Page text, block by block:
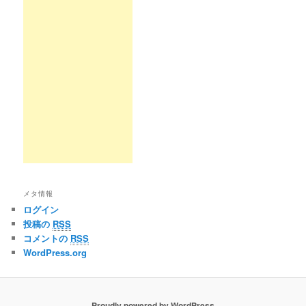
メタ情報
ログイン
投稿の RSS
コメントの RSS
WordPress.org